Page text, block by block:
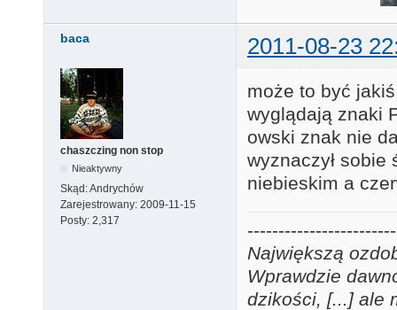
baca 2011-08-23
chaszczing non stop
Nieaktywny
Skąd:Andrychów
Zarejestrowany: 2009-11-15
Posty: 2,317
może to być
wyglądają znaki
owski znak nie
wyznaczył
niebieskim a
Największą
Wprawdzie
dzikości, [...] ale